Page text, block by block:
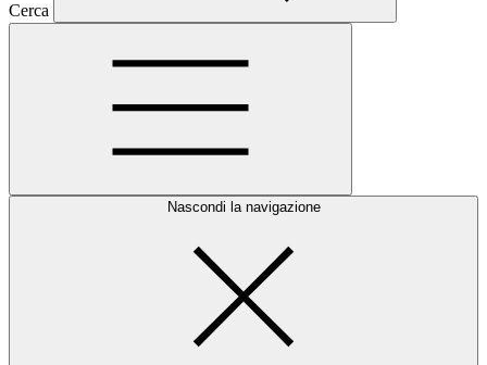
Cerca
Nascondi la navigazione